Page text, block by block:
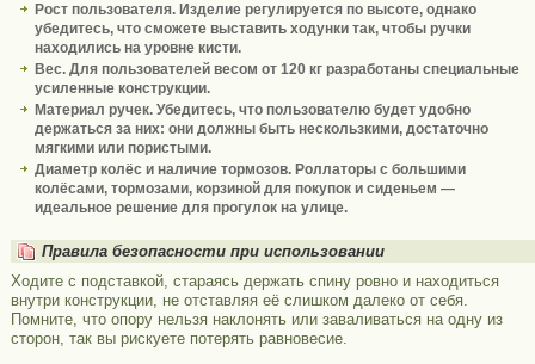
Рост пользователя. Изделие регулируется по высоте, однако
убедитесь, что сможете выставить ходунки так, чтобы ручки
находились на уровне кисти.
Вес. Для пользователей весом от 120 кг разработаны специальные
усиленные конструкции.
Материал ручек. Убедитесь, что пользователю будет удобно
держаться за них: они должны быть нескользкими, достаточно
мягкими или пористыми.
Диаметр колёс и наличие тормозов. Роллаторы с большими
колёсами, тормозами, корзиной для покупок и сиденьем —
идеальное решение для прогулок на улице.
Правила безопасности при использовании
Ходите с подставкой, стараясь держать спину ровно и находиться
внутри конструкции, не отставляя её слишком далеко от себя.
Помните, что опору нельзя наклонять или заваливаться на одну из
сторон, так вы рискуете потерять равновесие.